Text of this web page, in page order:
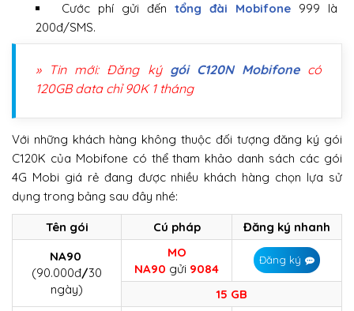
Cước phí gửi đến tổng đài Mobifone 999 là
200đ/SMS.
» Tin mới: Đăng ký gói C120N Mobifonecó
120GB data chỉ 90K 1 tháng
Với những khách hàng không thuộc đối tượng đăng ký gói
C120K của Mobifone có thể tham khảo danh sách các gói
4G Mobi giá rẻ đang được nhiều khách hàng chọn lựa sử
dụng trong bảng sau đây nhé:
Tên gói Cú pháp
Đăng ký nhanh
NA90
(90.000đ/30
ngày)
MO
NA90 gửi 9084
Đăng ký
15 GB